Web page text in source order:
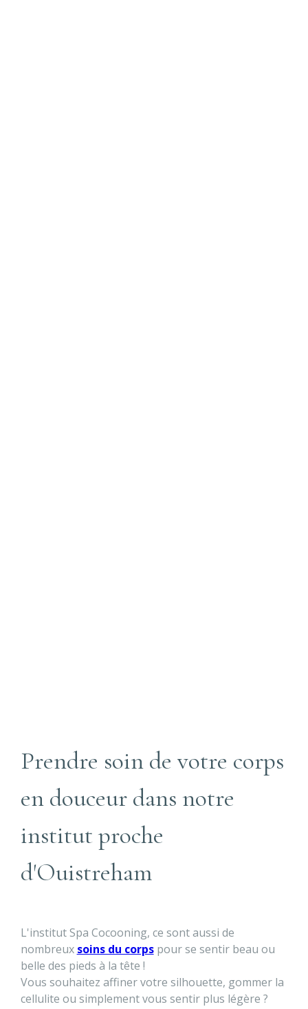
Prendre soin de votre corps
en douceur dans notre
institut proche
d'Ouistreham
L'institut Spa Cocooning, ce sont aussi de
nombreux soins du corpspour se sentir beau ou
belle des pieds à la tête !
Vous souhaitez affiner votre silhouette, gommer la
cellulite ou simplement vous sentir plus légère ?